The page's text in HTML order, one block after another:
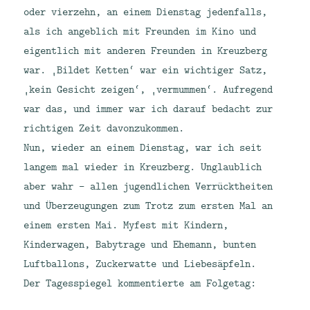
oder vierzehn, an einem Dienstag jedenfalls,
als ich angeblich mit Freunden im Kino und
eigentlich mit anderen Freunden in Kreuzberg
war. ‚Bildet Ketten‘ war ein wichtiger Satz,
‚kein Gesicht zeigen‘, ‚vermummen‘. Aufregend
war das, und immer war ich darauf bedacht zur
richtigen Zeit davonzukommen.
Nun, wieder an einem Dienstag, war ich seit
langem mal wieder in Kreuzberg. Unglaublich
aber wahr – allen jugendlichen Verrücktheiten
und Überzeugungen zum Trotz zum ersten Mal an
einem ersten Mai. Myfest mit Kindern,
Kinderwagen, Babytrage und Ehemann, bunten
Luftballons, Zuckerwatte und Liebesäpfeln.
Der Tagesspiegel kommentierte am Folgetag: